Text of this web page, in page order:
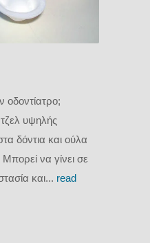
οδοντίατρο;
υψηλής
δόντια και ούλα
να γίνει σε
και... read